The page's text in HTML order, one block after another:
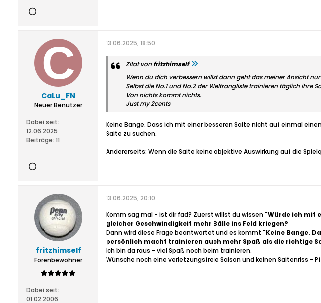
CaLu_FN
Neuer Benutzer
Dabei seit:
12.06.2025
Beiträge: 11
13.06.2025, 18:50
Zitat von fritzhimself
Wenn du dich verbessern willst dann geht das meiner Ansicht
Selbst die No.1 und No.2 der Weltrangliste trainieren täglich ihre
Von nichts kommt nichts.
Just my 2cents
Keine Bange. Dass ich mit einer besseren Saite nicht auf einmal
Saite zu suchen.
Andererseits: Wenn die Saite keine objektive Auswirkung auf die
fritzhimself
Forenbewohner
Dabei seit:
01.02.2006
13.06.2025, 20:10
Komm sag mal - ist dir fad? Zuerst willst du wissen "Würde ich mit
gleicher Geschwindigkeit mehr Bälle ins Feld kriegen?
Dann wird diese Frage beantwortet und es kommt "Keine Bange.
persönlich macht trainieren auch mehr Spaß als die richtige
Ich bin da raus - viel Spaß noch beim trainieren.
Wünsche noch eine verletzungsfreie Saison und keinen Saitenriss -